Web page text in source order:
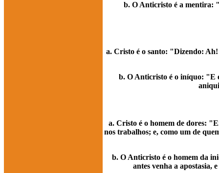
b. O Anticristo é a mentira:
a. Cristo é o santo: "Dizendo: Ah!
b. O Anticristo é o iníquo: "E
a. Cristo é o homem de dores:
nos trabalhos; e, como um de
b. O Anticristo é o homem da
antes venha a apostasia,